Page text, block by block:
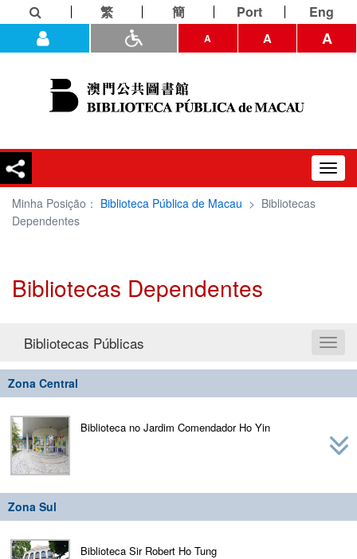
繁 簡 Port Eng
A A A
Minha Posição： Biblioteca Pública de Macau > Bibliotecas
Dependentes
Bibliotecas Dependentes
Bibliotecas Públicas
Toggle
Zona Central
Biblioteca no Jardim Comendador Ho Yin
Zona Sul
Biblioteca Sir Robert Ho Tung